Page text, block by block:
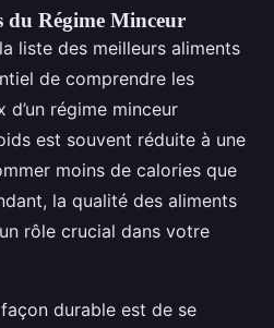
du Régime Minceur
liste des meilleurs aliments
de comprendre les
régime minceur
est souvent réduite à une
moins de calories que
la qualité des aliments
rôle crucial dans votre
durable est de se